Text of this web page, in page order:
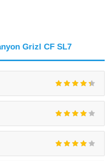
Grizl CF SL7